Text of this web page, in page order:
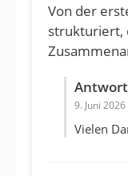
Von der
strukturiert,
Antwort
9. Juni 2026
Vielen